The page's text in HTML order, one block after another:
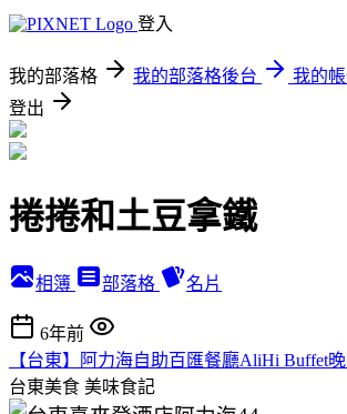
登入
我的部落格 我的部落格後台
我的
登出
捲捲和土豆拿鐵
相簿 部落格 名片
6年前
【台東】阿力海自助百匯餐廳AliHi Buffet
台東美食 美味食記